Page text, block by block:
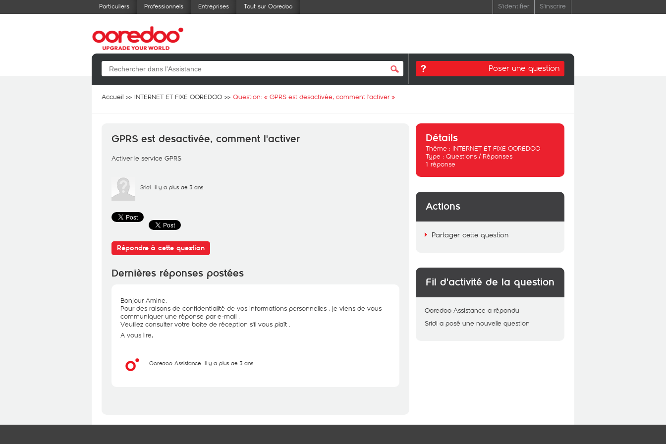
Particuliers Professionnels Entreprises Tout sur Ooredoo S'identifier S'inscrire
Poser une question
Accueil INTERNET ET FIXE OOREDOO Question: « GPRS est desactivée, comment l'activer»
GPRS est desactivée, comment l'activer
Activer le service GPRS
Sridi il y a plus de 3 ans
Répondre à cette question
Dernières réponses postées
Bonjour Amine,
Pour des raisons de confidentialité de vos informations personnelles , je viens de vous
communiquer une réponse par e-mail .
Veuillez consulter votre boîte de réception s'il vous plaît .
A vous lire,
Ooredoo Assistance il y a plus de 3 ans
Détails
Thème : INTERNET ET FIXE OOREDOO
Type : Questions / Réponses
1 réponse
Actions
Partager cette question
Fil d'activité de la question
Ooredoo Assistance a répondu
Sridi a posé une nouvelle question